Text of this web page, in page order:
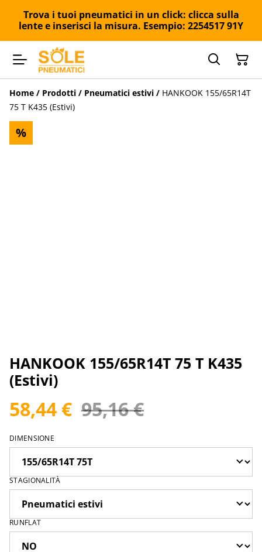
Trova i tuoi pneumatici in un click: clicca sulla
lente e inserisci la misura. Esempio: 2254517 91Y
Home / Prodotti / Pneumatici estivi / HANKOOK 155/65R14T
75 T K435 (Estivi)
%
HANKOOK 155/65R14T 75 T K435
(Estivi)
58,44 € 95,16 €
DIMENSIONE
STAGIONALITÀ
RUNFLAT